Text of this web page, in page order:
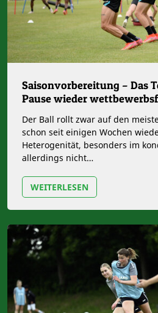
Saisonvorbereitung – Das
Pause wieder
Der Ball rollt zwar auf den
schon seit einigen Wochen
Heterogenität, besonders im
allerdings nicht…
WEITERLESEN